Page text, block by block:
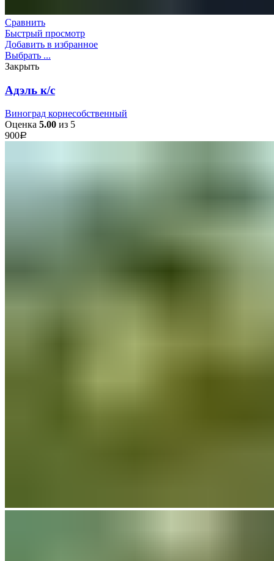
Сравнить
Быстрый просмотр
Добавить в избранное
Выбрать ...
Закрыть
Адэль к/с
Виноград корнесобственный
Оценка 5.00 из 5
900Р